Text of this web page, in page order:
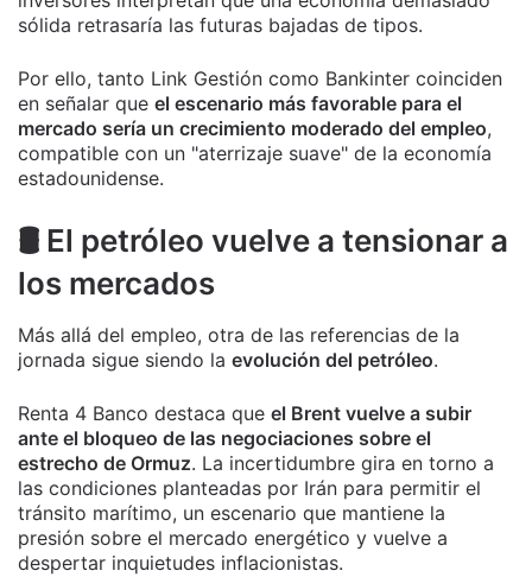
sólida retrasaría las futuras bajadas de tipos.
Por ello, tanto Link Gestión como Bankinter coinciden
en señalar que el escenario más favorable para el
mercado sería un crecimiento moderado del empleo,
compatible con un "aterrizaje suave" de la economía
estadounidense.
🛢️ El petróleo vuelve a tensionar a
los mercados
Más allá del empleo, otra de las referencias de la
jornada sigue siendo la evolución del petróleo.
Renta 4 Banco destaca que el Brent vuelve a subir
ante el bloqueo de las negociaciones sobre el
estrecho de Ormuz. La incertidumbre gira en torno a
las condiciones planteadas por Irán para permitir el
tránsito marítimo, un escenario que mantiene la
presión sobre el mercado energético y vuelve a
despertar inquietudes inflacionistas.